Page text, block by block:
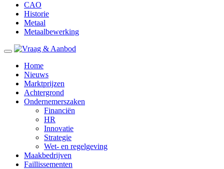
CAO
Historie
Metaal
Metaalbewerking
Home
Nieuws
Marktprijzen
Achtergrond
Ondernemerszaken
Financiën
HR
Innovatie
Strategie
Wet- en regelgeving
Maakbedrijven
Faillissementen